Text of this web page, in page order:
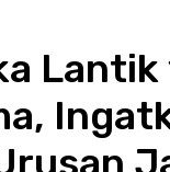
Lantik